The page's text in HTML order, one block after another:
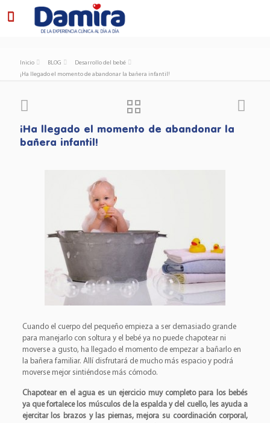
Inicio BLOG
Desarrollo del bebé
¡Ha llegado el momento de abandonar la bañera infantil!
¡Ha llegado el momento de abandonar la
bañera infantil!
Cuando el cuerpo del pequeño empieza a ser demasiado grande
para manejarlo con soltura y el bebé ya no puede chapotear ni
moverse a gusto, ha llegado el momento de empezar a bañarlo en
la bañera familiar. Allí disfrutará de mucho más espacio y podrá
moverse mejor sintiéndose más cómodo.
Chapotear en el agua es un ejercicio muy completo para los bebés
ya que fortalece los músculos de la espalda y del cuello, les ayuda a
ejercitar los brazos y las piernas, mejora su coordinación corporal,